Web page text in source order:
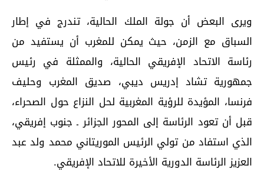
ويرى البعض أن جولة الملك الحالية، تندرج في إطار
السباق مع الزمن، حيث يمكن للمغرب أن يستفيد من
رئاسة الاتحاد الإفريقي الحالية، والممثلة في رئيس
جمهورية تشاد إدريس ديبي، صديق المغرب وحليف
فرنسا، المؤيدة للرؤية المغربية لحل النزاع حول الصحراء،
قبل أن تعود الرئاسة إلى المحور الجزائر ـ جنوب إفريقي،
الذي استفاد من تولي الرئيس الموريتاني محمد ولد عبد
العزيز الرئاسة الدورية الأخيرة للاتحاد الإفريقي.